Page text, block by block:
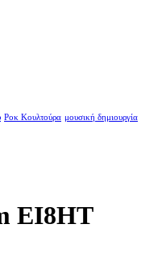
Ροκ Κουλτούρα μουσική δημιουργία
EI8HT